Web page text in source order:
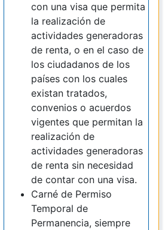
con una visa que permita
la realización de
actividades generadoras
de renta, o en el caso de
los ciudadanos de los
países con los cuales
existan tratados,
convenios o acuerdos
vigentes que permitan la
realización de
actividades generadoras
de renta sin necesidad
de contar con una visa.
Carné de Permiso
Temporal de
Permanencia, siempre